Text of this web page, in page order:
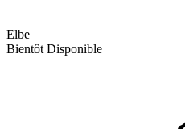
Elbe
Bientôt Disponible